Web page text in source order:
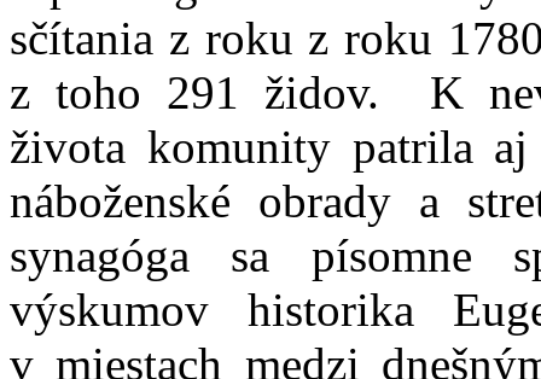
sčítania z roku z roku
z toho 291 židov. K
života komunity patrila
náboženské obrady a
synagóga sa písomne
výskumov historika
v miestach medzi